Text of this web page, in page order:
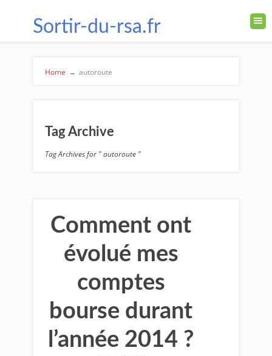
Sortir-du-rsa.fr
Home → autoroute
Tag Archive
Tag Archives for " autoroute "
Comment ont
évolué mes
comptes
bourse durant
l’année 2014 ?